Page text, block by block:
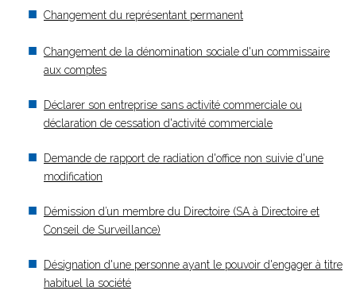
Changement du représentant permanent
Changement de la dénomination sociale d'un commissaire
aux comptes
Déclarer son entreprise sans activité commerciale ou
déclaration de cessation d'activité commerciale
Demande de rapport de radiation d'office non suivie d'une
modification
Démission d’un membre du Directoire (SA à Directoire et
Conseil de Surveillance)
Désignation d'une personne ayant le pouvoir d'engager à titre
habituel la société